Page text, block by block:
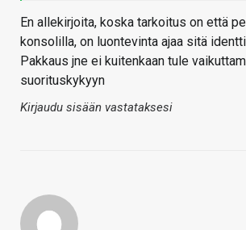
En allekirjoita, koska tarkoitus on että
konsolilla, on luontevinta ajaa sitä
Pakkaus jne ei kuitenkaan tule
suorituskykyyn
Kirjaudu sisään vastataksesi